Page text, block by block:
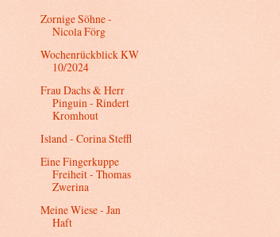
Zornige Söhne -
Nicola Förg
Wochenrückblick KW
10/2024
Frau Dachs & Herr
Pinguin - Rindert
Kromhout
Island - Corina Steffl
Eine Fingerkuppe
Freiheit - Thomas
Zwerina
Meine Wiese - Jan
Haft